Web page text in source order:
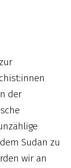
der
Sudan zu
wir an